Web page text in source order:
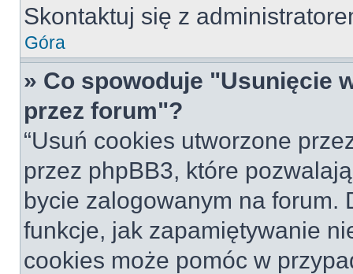
Skontaktuj się z
Góra
» Co spowoduje "Usunięcie
przez forum"?
“Usuń cookies utworzone
przez phpBB3, które
bycie zalogowanym na forum.
funkcje, jak zapamiętywanie
cookies może pomóc w